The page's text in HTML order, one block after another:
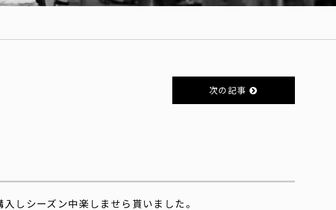
次の記事
しシーズン中楽しませら貰いました。